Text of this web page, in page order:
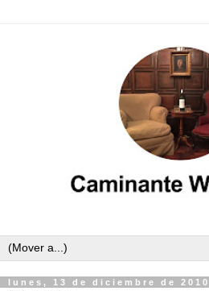
lunes, 13 de diciembre de 2010